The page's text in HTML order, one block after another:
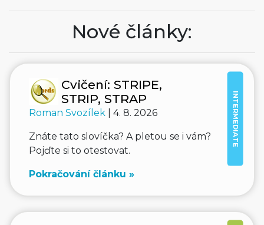
Nové články:
INTERMEDIATE
Cvičení: STRIPE,
STRIP, STRAP
Roman Svozílek | 4. 8. 2026
Znáte tato slovíčka? A pletou se i vám?
Pojďte si to otestovat.
Pokračování článku »